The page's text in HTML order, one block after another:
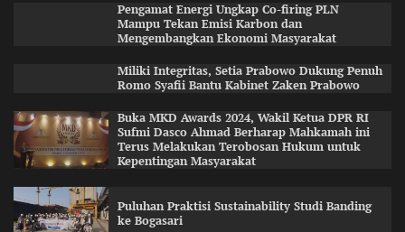
Pengamat Energi Ungkap Co-firing PLN
Mampu Tekan Emisi Karbon dan
Mengembangkan Ekonomi Masyarakat
Miliki Integritas, Setia Prabowo Dukung Penuh
Romo Syafii Bantu Kabinet Zaken Prabowo
Buka MKD Awards 2024, Wakil Ketua DPR RI
Sufmi Dasco Ahmad Berharap Mahkamah ini
Terus Melakukan Terobosan Hukum untuk
Kepentingan Masyarakat
Puluhan Praktisi Sustainability Studi Banding
ke Bogasari